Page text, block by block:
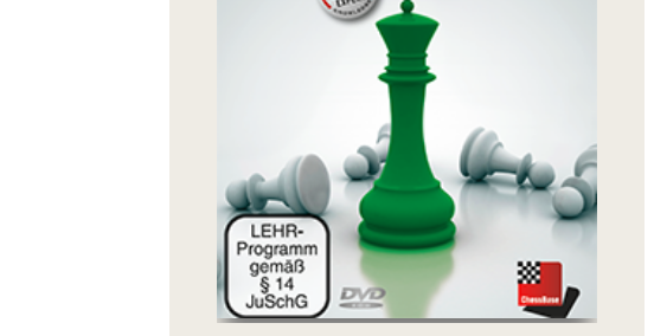
Magazine
Extra
Suscripciones
Otros
Ludwig
Boutique
Bonos
de
regalo